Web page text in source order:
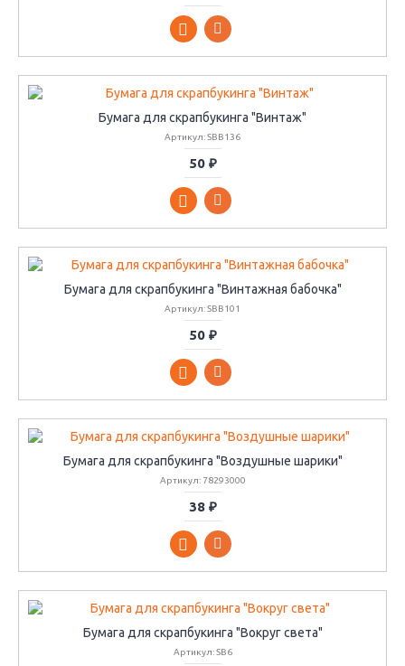
Бумага для скрапбукинга "Винтаж"
Артикул: SBB136
50 ₽
Бумага для скрапбукинга "Винтажная бабочка"
Артикул: SBB101
50 ₽
Бумага для скрапбукинга "Воздушные шарики"
Артикул: 78293000
38 ₽
Бумага для скрапбукинга "Вокруг света"
Артикул: SB6